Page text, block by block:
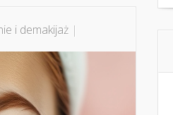
i demakijaż |